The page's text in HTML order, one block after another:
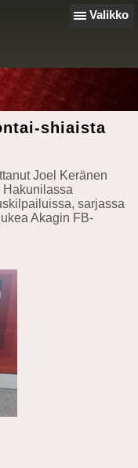
Valikko
shiaista
Joel Keränen
Hakunilassa
sarjassa
Akagin FB-